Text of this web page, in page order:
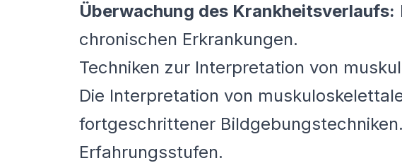
Überwachung des Krankheitsverlaufs:
chronischen Erkrankungen.
Techniken zur Interpretation von
Die Interpretation von
fortgeschrittener
Erfahrungsstufen.